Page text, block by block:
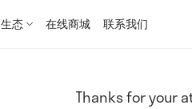
生态 在线商城 联系我们
Thanks for your